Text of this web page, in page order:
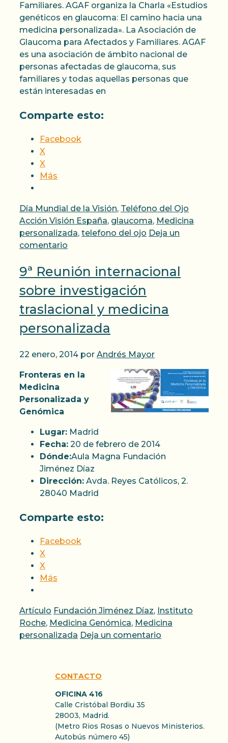
Familiares. AGAF organiza la Charla «Estudios
genéticos en glaucoma: El camino hacia una
medicina personalizada». La Asociación de
Glaucoma para Afectados y Familiares. AGAF
es una asociación de ámbito nacional de
personas afectadas de glaucoma, sus
familiares y todas aquellas personas que
están interesadas en
Comparte esto:
Facebook
X
X
Más
Categorías
Día Mundial de la Visión, Teléfono del Ojo
Acción Visión España, glaucoma, Medicina
personalizada, telefono del ojo Deja un
comentario
9ª Reunión internacional
sobre investigación
traslacional y medicina
personalizada
22 enero, 2014 por Andrés Mayor
Fronteras en la
Medicina
Personalizada y
Genómica
Lugar: Madrid
Fecha: 20 de febrero de 2014
Dónde:Aula Magna Fundación
Jiménez Díaz
Dirección: Avda. Reyes Católicos, 2.
28040 Madrid
Comparte esto:
Facebook
X
X
Más
Categorías
Artículo Etiquetas
Fundación Jiménez Díaz, Instituto
Roche, Medicina Genómica, Medicina
personalizada Deja un comentario
CONTACTO
OFICINA 416
Calle Cristóbal Bordiu 35
28003, Madrid.
(Metro Rios Rosas o Nuevos Ministerios.
Autobús número 45)